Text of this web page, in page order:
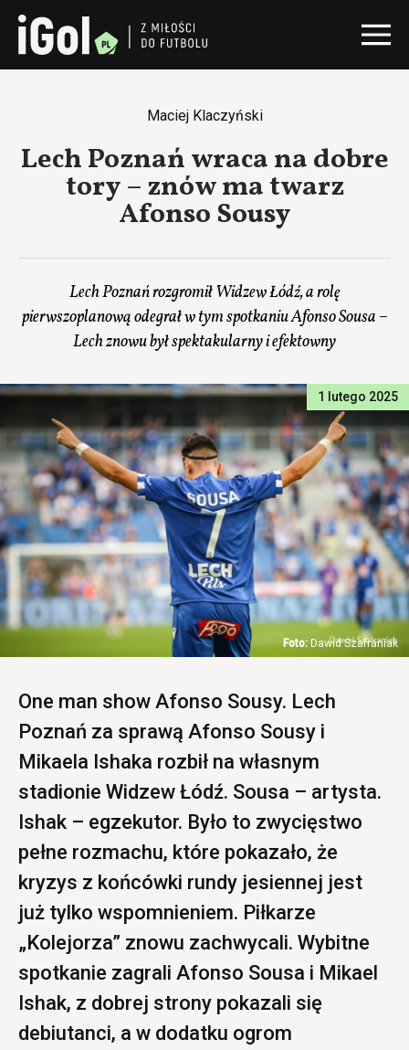
Maciej Klaczyński
Lech Poznań wraca na dobre
tory – znów ma twarz
Afonso Sousy
Lech Poznań rozgromił Widzew Łódź, a rolę
pierwszoplanową odegrał w tym spotkaniu Afonso Sousa –
Lech znowu był spektakularny i efektowny
1 lutego 2025
Dawid Szafraniak
One man show Afonso Sousy. Lech
Poznań za sprawą Afonso Sousy i
Mikaela Ishaka rozbił na własnym
stadionie Widzew Łódź. Sousa – artysta.
Ishak – egzekutor. Było to zwycięstwo
pełne rozmachu, które pokazało, że
kryzys z końcówki rundy jesiennej jest
już tylko wspomnieniem. Piłkarze
„Kolejorza” znowu zachwycali. Wybitne
spotkanie zagrali Afonso Sousa i Mikael
Ishak, z dobrej strony pokazali się
debiutanci, a w dodatku ogrom